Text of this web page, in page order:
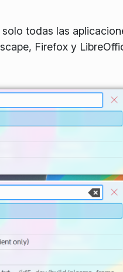
todas las
Firefox y